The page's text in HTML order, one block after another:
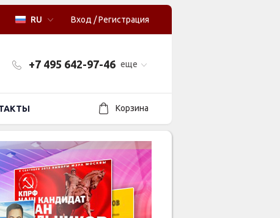
Вход /Регистрация
RU
еще
+7 495 642-97-46
Корзина